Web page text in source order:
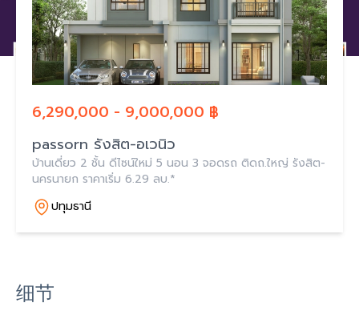
6,290,000 - 9,000,000 ฿
passorn รังสิต-อเวนิว
บ้านเดี่ยว 2 ชั้น ดีไซน์ใหม่ 5 นอน 3 จอดรถ ติดถ.ใหญ่ รังสิต-
นครนายก ราคาเริ่ม 6.29 ลบ.*
ปทุมธานี
细节